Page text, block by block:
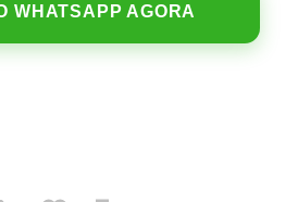
WHATSAPP AGORA